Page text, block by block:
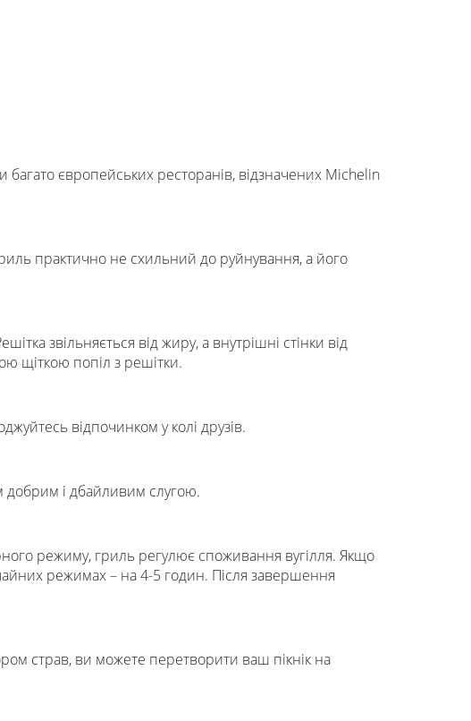
багато європейських ресторанів, відзначених Michelin
практично не схильний до руйнування, а його
звільняється від жиру, а внутрішні стінки від
щіткою попіл з решітки.
відпочинком у колі друзів.
добрим і дбайливим слугою.
режиму, гриль регулює споживання вугілля. Якщо
режимах – на 4-5 годин. Після завершення
страв, ви можете перетворити ваш пікнік на